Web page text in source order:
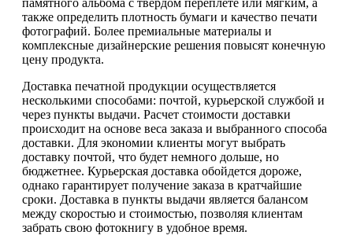
памятного альбома с твердом переплете или мягким, а
также определить плотность бумаги и качество печати
фотографий. Более премиальные материалы и
комплексные дизайнерские решения повысят конечную
цену продукта.
Доставка печатной продукции осуществляется
несколькими способами: почтой, курьерской службой и
через пункты выдачи. Расчет стоимости доставки
происходит на основе веса заказа и выбранного способа
доставки. Для экономии клиенты могут выбрать
доставку почтой, что будет немного дольше, но
бюджетнее. Курьерская доставка обойдется дороже,
однако гарантирует получение заказа в кратчайшие
сроки. Доставка в пункты выдачи является балансом
между скоростью и стоимостью, позволяя клиентам
забрать свою фотокнигу в удобное время.